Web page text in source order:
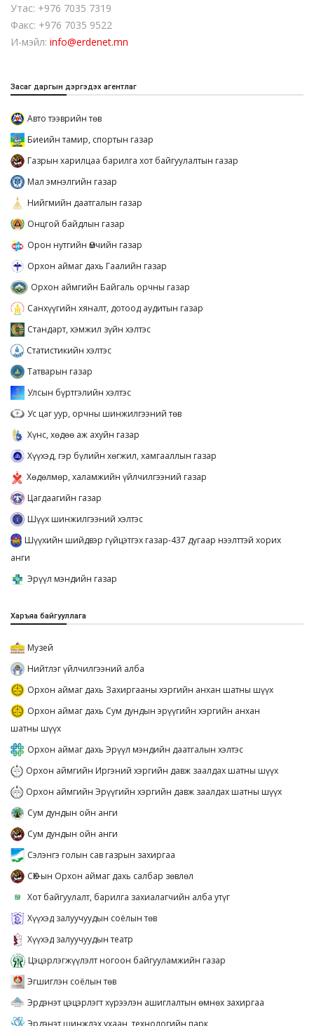
Утас: +976 7035 7319
Факс: +976 7035 9522
И-мэйл: info@erdenet.mn
Засаг даргын дэргэдэх агентлаг
Авто тээврийн төв
Биеийн тамир, спортын газар
Газрын харилцаа барилга хот байгуулалтын газар
Мал эмнэлгийн газар
Нийгмийн даатгалын газар
Онцгой байдлын газар
Орон нутгийн Өмчийн газар
Орхон аймаг дахь Гаалийн газар
Орхон аймгийн Байгаль орчны газар
Санхүүгийн хяналт, дотоод аудитын газар
Стандарт, хэмжил зүйн хэлтэс
Статистикийн хэлтэс
Татварын газар
Улсын бүртгэлийн хэлтэс
Ус цаг уур, орчны шинжилгээний төв
Хүнс, хөдөө аж ахуйн газар
Хүүхэд, гэр бүлийн хөгжил, хамгааллын газар
Хөдөлмөр, халамжийн үйлчилгээний газар
Цагдаагийн газар
Шүүх шинжилгээний хэлтэс
Шүүхийн шийдвэр гүйцэтгэх газар-437 дугаар нээлттэй хорих
анги
Эрүүл мэндийн газар
Харъяа байгууллага
Музей
Нийтлэг үйлчилгээний алба
Орхон аймаг дахь Захиргааны хэргийн анхан шатны шүүх
Орхон аймаг дахь Сум дундын эрүүгийн хэргийн анхан
шатны шүүх
Орхон аймаг дахь Эрүүл мэндийн даатгалын хэлтэс
Орхон аймгийн Иргэний хэргийн давж заалдах шатны шүүх
Орхон аймгийн Эрүүгийн хэргийн давж заалдах шатны шүүх
Сум дундын ойн анги
Сум дундын ойн анги
Сэлэнгэ голын сав газрын захиргаа
СӨХ-ын Орхон аймаг дахь салбар зөвлөл
Хот байгуулалт, барилга захиалагчийн алба утүг
Хүүхэд залуучуудын соёлын төв
Хүүхэд залуучуудын театр
Цэцэрлэгжүүлэлт ногоон байгууламжийн газар
Эгшиглэн соёлын төв
Эрдэнэт цэцэрлэгт хүрээлэн ашиглалтын өмнөх захиргаа
Эрдэнэт шинжлэх ухаан, технологийн парк